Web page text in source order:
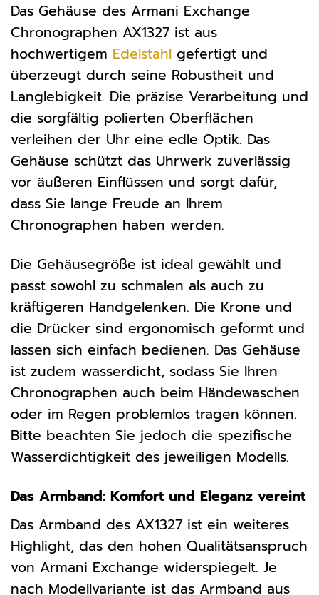
Das Gehäuse des Armani Exchange
Chronographen AX1327 ist aus
hochwertigem Edelstahl gefertigt und
überzeugt durch seine Robustheit und
Langlebigkeit. Die präzise Verarbeitung und
die sorgfältig polierten Oberflächen
verleihen der Uhr eine edle Optik. Das
Gehäuse schützt das Uhrwerk zuverlässig
vor äußeren Einflüssen und sorgt dafür,
dass Sie lange Freude an Ihrem
Chronographen haben werden.
Die Gehäusegröße ist ideal gewählt und
passt sowohl zu schmalen als auch zu
kräftigeren Handgelenken. Die Krone und
die Drücker sind ergonomisch geformt und
lassen sich einfach bedienen. Das Gehäuse
ist zudem wasserdicht, sodass Sie Ihren
Chronographen auch beim Händewaschen
oder im Regen problemlos tragen können.
Bitte beachten Sie jedoch die spezifische
Wasserdichtigkeit des jeweiligen Modells.
Das Armband: Komfort und Eleganz vereint
Das Armband des AX1327 ist ein weiteres
Highlight, das den hohen Qualitätsanspruch
von Armani Exchange widerspiegelt. Je
nach Modellvariante ist das Armband aus